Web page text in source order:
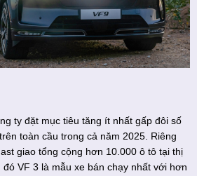
ty đặt mục tiêu tăng ít nhất gấp đôi số
toàn cầu trong cả năm 2025. Riêng
giao tổng cộng hơn 10.000 ô tô tại thị
VF 3 là mẫu xe bán chạy nhất với hơn